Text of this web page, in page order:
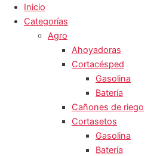
Inicio
Categorías
Agro
Ahoyadoras
Cortacésped
Gasolina
Batería
Cañones de riego
Cortasetos
Gasolina
Batería